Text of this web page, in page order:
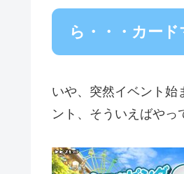
ら・・・カード
いや、突然イベント始
ント、そういえばやっ